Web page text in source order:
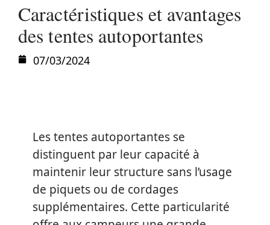
Caractéristiques et avantages
des tentes autoportantes
07/03/2024
Les tentes autoportantes se
distinguent par leur capacité à
maintenir leur structure sans l’usage
de piquets ou de cordages
supplémentaires. Cette particularité